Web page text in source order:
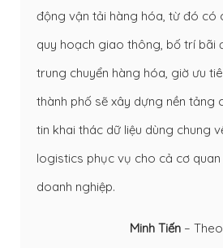
động vận tải hàng hóa, từ đó có
quy hoạch giao thông, bố trí bãi
trung chuyển hàng hóa, giờ ưu
thành phố sẽ xây dựng nền tảng
tin khai thác dữ liệu dùng chung
logistics phục vụ cho cả cơ quan
doanh nghiệp.
Minh Tiến –